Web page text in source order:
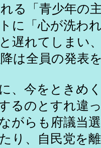
る「青少年の
に「心が洗わ
遅れてしまい
は全員の発表
、今をときめ
るのとすれ違
がらも府議当
り、自民党を